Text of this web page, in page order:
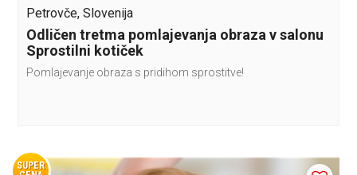
Petrovče, Slovenija
Odličen tretma pomlajevanja obraza v salonu
Sprostilni kotiček
Pomlajevanje obraza s pridihom sprostitve!
SUPER